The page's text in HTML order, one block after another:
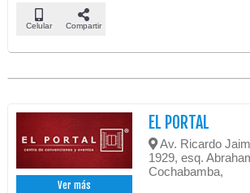
Celular Compartir
Ver más
EL PORTAL
Av. Ricardo
1929, esq.
Cochabamba,